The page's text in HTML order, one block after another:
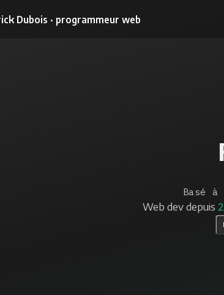
Dubois · programmeur web
Basé
Web dev depuis